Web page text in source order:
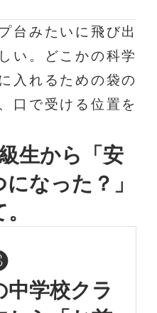
台みたいに飛び出
い。どこかの科学
入れるための袋の
口で受ける位置を
生から
「安
なった？」
中学校クラ